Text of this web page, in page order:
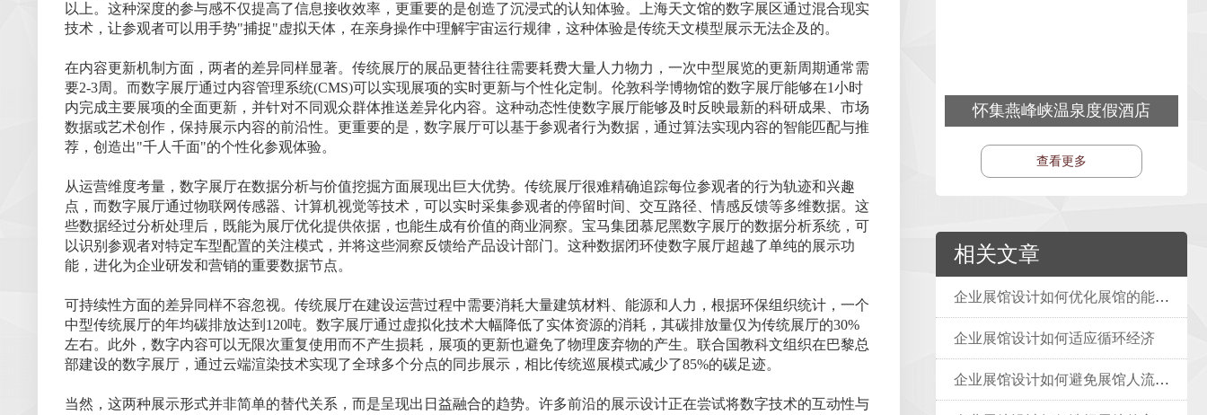
以上。这种深度的参与感不仅提高了信息接收效率，更重要的是创造了沉浸式的认知体验。上海天文馆的数字展区通过混合现实
技术，让参观者可以用手势"捕捉"虚拟天体，在亲身操作中理解宇宙运行规律，这种体验是传统天文模型展示无法企及的。
在内容更新机制方面，两者的差异同样显著。传统展厅的展品更替往往需要耗费大量人力物力，一次中型展览的更新周期通常需
要2-3周。而数字展厅通过内容管理系统(CMS)可以实现展项的实时更新与个性化定制。伦敦科学博物馆的数字展厅能够在1小时
内完成主要展项的全面更新，并针对不同观众群体推送差异化内容。这种动态性使数字展厅能够及时反映最新的科研成果、市场
数据或艺术创作，保持展示内容的前沿性。更重要的是，数字展厅可以基于参观者行为数据，通过算法实现内容的智能匹配与推
荐，创造出"千人千面"的个性化参观体验。
从运营维度考量，数字展厅在数据分析与价值挖掘方面展现出巨大优势。传统展厅很难精确追踪每位参观者的行为轨迹和兴趣
点，而数字展厅通过物联网传感器、计算机视觉等技术，可以实时采集参观者的停留时间、交互路径、情感反馈等多维数据。这
些数据经过分析处理后，既能为展厅优化提供依据，也能生成有价值的商业洞察。宝马集团慕尼黑数字展厅的数据分析系统，可
以识别参观者对特定车型配置的关注模式，并将这些洞察反馈给产品设计部门。这种数据闭环使数字展厅超越了单纯的展示功
能，进化为企业研发和营销的重要数据节点。
可持续性方面的差异同样不容忽视。传统展厅在建设运营过程中需要消耗大量建筑材料、能源和人力，根据环保组织统计，一个
中型传统展厅的年均碳排放达到120吨。数字展厅通过虚拟化技术大幅降低了实体资源的消耗，其碳排放量仅为传统展厅的30%
左右。此外，数字内容可以无限次重复使用而不产生损耗，展项的更新也避免了物理废弃物的产生。联合国教科文组织在巴黎总
部建设的数字展厅，通过云端渲染技术实现了全球多个分点的同步展示，相比传统巡展模式减少了85%的碳足迹。
当然，这两种展示形式并非简单的替代关系，而是呈现出日益融合的趋势。许多前沿的展示设计正在尝试将数字技术的互动性与
怀集燕峰峡温泉度假酒店
查看更多
相关文章
企业展馆设计如何优化展馆的能源消耗？
企业展馆设计如何适应循环经济
企业展馆设计如何避免展馆人流拥堵